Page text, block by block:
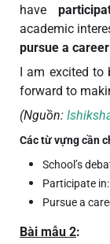
have
academic
pursue a career
I am excited
forward to
(Nguồn:
Các từ vựng cần
School’s
Participate
Pursue a
Bài mẫu 2: